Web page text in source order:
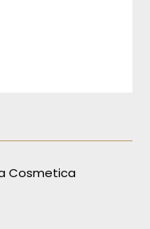
Cosmetica